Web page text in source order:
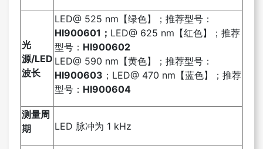
光
源/LED
波长
LED@ 525 nm【绿色】；推荐型号：
HI900601； LED@ 625 nm【红色】；推荐
型号： HI900602
LED@ 590 nm【黄色】；推荐型号：
HI900603 ；LED@ 470 nm【蓝色】；推荐
型号： HI900604
测量周
期
LED 脉冲为 1 kHz